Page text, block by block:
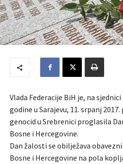
Vlada Federacije BiH je, na
godine u Sarajevu, 11. srpanj
genocid u Srebrenici proglasila
Bosne i Hercegovine.
Dan žalosti se obilježava
Bosne i Hercegovine na pola